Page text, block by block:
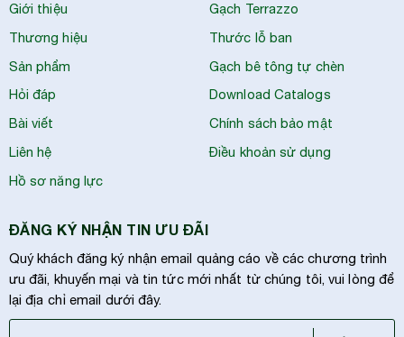
Giới thiệu
Thương hiệu
Sản phẩm
Hỏi đáp
Bài viết
Liên hệ
Hồ sơ năng lực
Gạch Terrazzo
Thước lỗ ban
Gạch bê tông tự chèn
Download Catalogs
Chính sách bảo mật
Điều khoản sử dụng
ĐĂNG KÝ NHẬN TIN ƯU ĐÃI
Quý khách đăng ký nhận email quảng cáo về các chương trình
ưu đãi, khuyến mại và tin tức mới nhất từ chúng tôi, vui lòng để
lại địa chỉ email dưới đây.